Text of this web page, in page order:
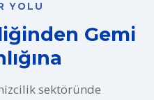
YOLU
Gemi
sektöründe